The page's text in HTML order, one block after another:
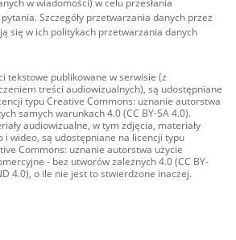
w wiadomości) w celu przesłania
Szczegóły przetwarzania danych przez
się w ich politykach przetwarzania danych
tekstowe publikowane w serwisie (z
treści audiowizualnych), są udostępniane
typu Creative Commons: uznanie autorstwa
samych warunkach 4.0 (CC BY-SA 4.0).
audiowizualne, w tym zdjęcia, materiały
i wideo, są udostępniane na licencji typu
Commons: uznanie autorstwa użycie
- bez utworów zależnych 4.0 (CC BY-
4.0), o ile nie jest to stwierdzone inaczej.